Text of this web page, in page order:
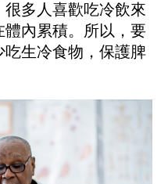
多人喜歡吃冷飲來
內累積。所以，要
生冷食物，保護脾